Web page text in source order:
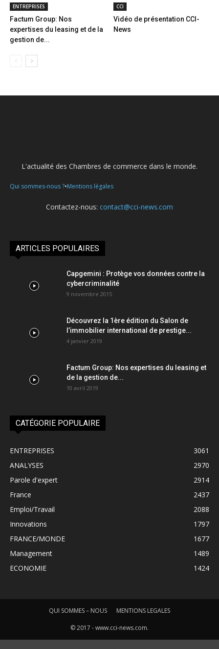
ENTREPRISES
Factum Group: Nos
expertises du leasing et de la
gestion de...
CCI
Vidéo de présentation CCI-
News
L'actualité des Chambres de commerce dans le monde.
Qui sommes-nous ?•Mentions légales
Contactez-nous: contact@cci-news.com
ARTICLES POPULAIRES
Capgemini : Protège vos données contre la
cybercriminalité
9 novembre 2015
Découvrez la 1ère édition du Salon de
l’immobilier international de prestige...
4 janvier 2019
Factum Group: Nos expertises du leasing et
de la gestion de...
10 avril 2019
CATÉGORIE POPULAIRE
ENTREPRISES
3061
ANALYSES
2970
Parole d'expert
2914
France
2437
Emploi/Travail
2088
Innovations
1797
FRANCE/MONDE
1677
Management
1489
ECONOMIE
1424
QUI SOMMES – NOUS MENTIONS LEGALES
© 2017 - www.cci-news.com.